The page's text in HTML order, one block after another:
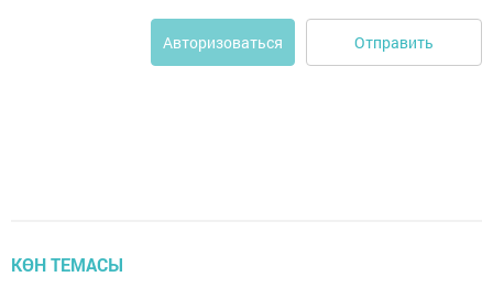
Авторизоваться Отправить
КӨН ТЕМАСЫ